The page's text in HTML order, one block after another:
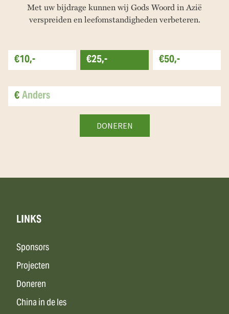
Met uw bijdrage kunnen wij Gods Woord in Azië
verspreiden en leefomstandigheden verbeteren.
€10,- €25,-
€50,-
€
LINKS
Sponsors
Projecten
Doneren
China in de les